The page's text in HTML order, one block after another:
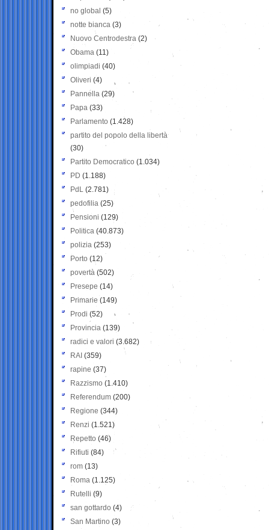
no global (5)
notte bianca (3)
Nuovo Centrodestra (2)
Obama (11)
olimpiadi (40)
Oliveri (4)
Pannella (29)
Papa (33)
Parlamento (1.428)
partito del popolo della libertà
(30)
Partito Democratico (1.034)
PD (1.188)
PdL (2.781)
pedofilia (25)
Pensioni (129)
Politica (40.873)
polizia (253)
Porto (12)
povertà (502)
Presepe (14)
Primarie (149)
Prodi (52)
Provincia (139)
radici e valori (3.682)
RAI (359)
rapine (37)
Razzismo (1.410)
Referendum (200)
Regione (344)
Renzi (1.521)
Repetto (46)
Rifiuti (84)
rom (13)
Roma (1.125)
Rutelli (9)
san gottardo (4)
San Martino (3)